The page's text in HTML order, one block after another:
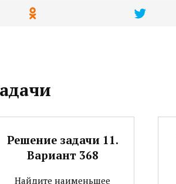
Решение задачи 11.
Вариант 368
Найдите наименьшее